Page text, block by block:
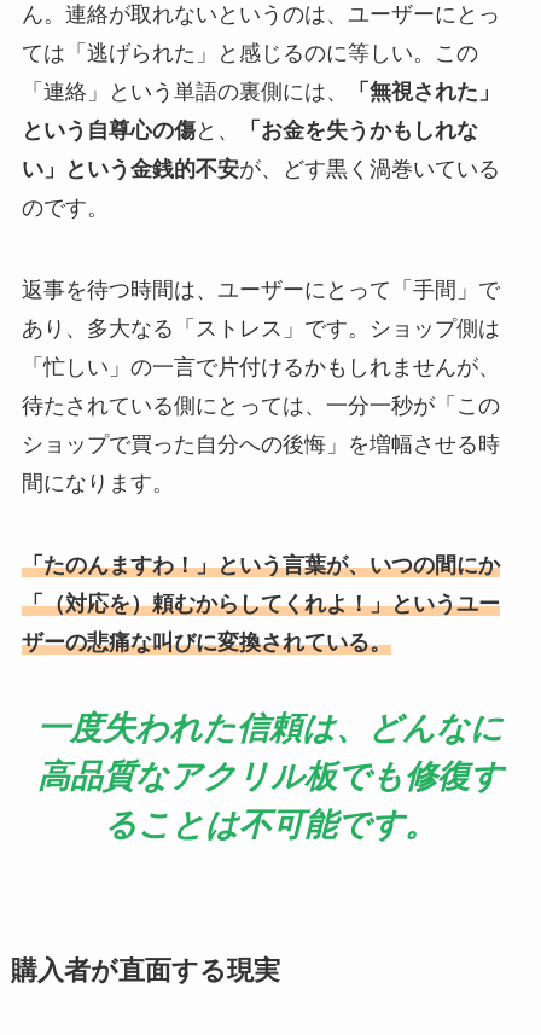
ん。連絡が取れないというのは、ユーザーにとっ
ては「逃げられた」と感じるのに等しい。この
「連絡」という単語の裏側には、
「無視された」
という自尊心の傷と、
「お金を失うかもしれな
い」という金銭的不安が、どす黒く渦巻いている
のです。
返事を待つ時間は、ユーザーにとって「手間」で
あり、多大なる「ストレス」です。ショップ側は
「忙しい」の一言で片付けるかもしれませんが、
待たされている側にとっては、一分一秒が「この
ショップで買った自分への後悔」を増幅させる時
間になります。
「たのんますわ！」という言葉が、いつの間にか
「（対応を）頼むからしてくれよ！」というユー
ザーの悲痛な叫びに変換されている。
一度失われた信頼は、どんなに
高品質なアクリル板でも修復す
ることは不可能です。
購入者が直面する現実